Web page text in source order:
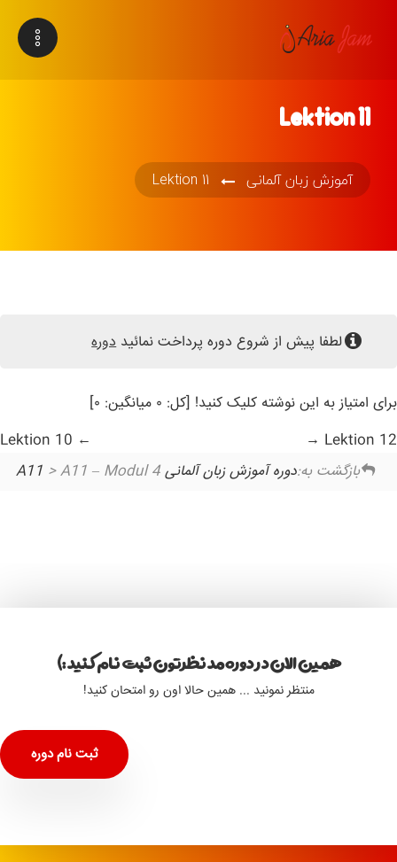
Lektion 11
آموزش زبان آلمانی Lektion 11
لطفا پیش از شروع دوره پرداخت نمائیددوره
برای امتیاز به این نوشته کلیک کنید! [کل: ۰ میانگین: ۰]
Lektion 12
بازگشت به:دوره آموزش زبان آلمانی A11 > A11 – Modul 4
همین الان در دوره مد نظرتون ثبت نام کنید :)
منتظر نمونید ... همین حالا اون رو امتحان کنید!
ثبت نام دوره